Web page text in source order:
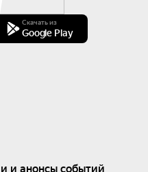
Скачать из
Google Play
и анонсы событий